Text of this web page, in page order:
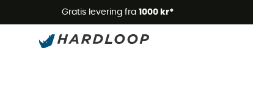
Gratis levering fra 1000 kr*